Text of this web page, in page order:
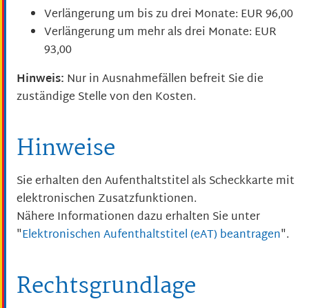
Verlängerung um bis zu drei Monate: EUR 96,00
Verlängerung um mehr als drei Monate: EUR
93,00
Hinweis: Nur in Ausnahmefällen befreit Sie die
zuständige Stelle von den Kosten.
Hinweise
Sie erhalten den Aufenthaltstitel als Scheckkarte mit
elektronischen Zusatzfunktionen.
Nähere Informationen dazu erhalten Sie unter
"Elektronischen Aufenthaltstitel (eAT) beantragen".
Rechtsgrundlage